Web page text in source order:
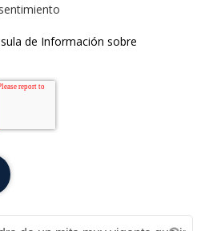
de Información sobre